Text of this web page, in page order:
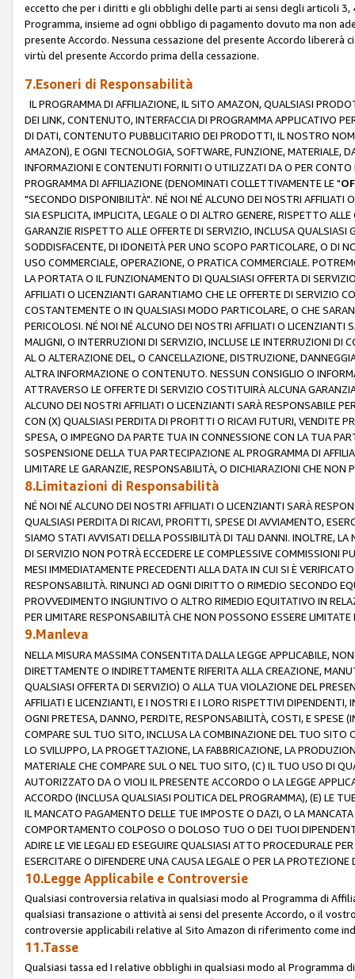
eccetto che per i diritti e gli obblighi delle parti ai sensi degli articoli
Programma, insieme ad ogni obbligo di pagamento dovuto ma non
presente Accordo. Nessuna cessazione del presente Accordo
virtù del presente Accordo prima della cessazione.
7.Esoneri di Responsabilità
IL PROGRAMMA DI AFFILIAZIONE, IL SITO AMAZON, QUALSIASI
DEI LINK, CONTENUTO, INTERFACCIA DI PROGRAMMA APPLICATIVO
DI DATI, CONTENUTO PUBBLICITARIO DEI PRODOTTI, IL NOSTRO
AMAZON), E OGNI TECNOLOGIA, SOFTWARE, FUNZIONE, MATERIALE,
INFORMAZIONI E CONTENUTI FORNITI O UTILIZZATI DA O PER
PROGRAMMA DI AFFILIAZIONE (DENOMINATI COLLETTIVAMENTE LE "
"SECONDO DISPONIBILITÀ". NÉ NOI NÉ ALCUNO DEI NOSTRI
SIA ESPLICITA, IMPLICITA, LEGALE O DI ALTRO GENERE, RISPETTO
GARANZIE RISPETTO ALLE OFFERTE DI SERVIZIO, INCLUSA
SODDISFACENTE, DI IDONEITÀ PER UNO SCOPO PARTICOLARE, O DI
USO COMMERCIALE, OPERAZIONE, O PRATICA COMMERCIALE.
LA PORTATA O IL FUNZIONAMENTO DI QUALSIASI OFFERTA DI
AFFILIATI O LICENZIANTI GARANTIAMO CHE LE OFFERTE DI SERVIZIO
COSTANTEMENTE O IN QUALSIASI MODO PARTICOLARE, O CHE
PERICOLOSI. NÉ NOI NÉ ALCUNO DEI NOSTRI AFFILIATI O LICENZIANTI
MALIGNI, O INTERRUZIONI DI SERVIZIO, INCLUSE LE INTERRUZIONI DI
AL O ALTERAZIONE DEL, O CANCELLAZIONE, DISTRUZIONE,
ALTRA INFORMAZIONE O CONTENUTO. NESSUN CONSIGLIO O
ATTRAVERSO LE OFFERTE DI SERVIZIO COSTITUIRÀ ALCUNA
ALCUNO DEI NOSTRI AFFILIATI O LICENZIANTI SARÀ RESPONSABILE
CON (X) QUALSIASI PERDITA DI PROFITTI O RICAVI FUTURI, VENDITE
SPESA, O IMPEGNO DA PARTE TUA IN CONNESSIONE CON LA TUA
SOSPENSIONE DELLA TUA PARTECIPAZIONE AL PROGRAMMA DI
LIMITARE LE GARANZIE, RESPONSABILITÀ, O DICHIARAZIONI CHE NON
8.Limitazioni di Responsabilità
NÉ NOI NÉ ALCUNO DEI NOSTRI AFFILIATI O LICENZIANTI SARÀ
QUALSIASI PERDITA DI RICAVI, PROFITTI, SPESE DI AVVIAMENTO,
SIAMO STATI AVVISATI DELLA POSSIBILITÀ DI TALI DANNI. INOLTRE,
DI SERVIZIO NON POTRÀ ECCEDERE LE COMPLESSIVE COMMISSIONI
MESI IMMEDIATAMENTE PRECEDENTI ALLA DATA IN CUI SI È
RESPONSABILITÀ. RINUNCI AD OGNI DIRITTO O RIMEDIO SECONDO
PROVVEDIMENTO INGIUNTIVO O ALTRO RIMEDIO EQUITATIVO IN
PER LIMITARE RESPONSABILITÀ CHE NON POSSONO ESSERE LIMITATE
9.Manleva
NELLA MISURA MASSIMA CONSENTITA DALLA LEGGE APPLICABILE,
DIRETTAMENTE O INDIRETTAMENTE RIFERITA ALLA CREAZIONE,
QUALSIASI OFFERTA DI SERVIZIO) O ALLA TUA VIOLAZIONE DEL
AFFILIATI E LICENZIANTI, E I NOSTRI E I LORO RISPETTIVI
OGNI PRETESA, DANNO, PERDITE, RESPONSABILITÀ, COSTI, E SPESE
COMPARE SUL TUO SITO, INCLUSA LA COMBINAZIONE DEL TUO SITO
LO SVILUPPO, LA PROGETTAZIONE, LA FABBRICAZIONE, LA
MATERIALE CHE COMPARE SUL O NEL TUO SITO, (C) IL TUO USO DI
AUTORIZZATO DA O VIOLI IL PRESENTE ACCORDO O LA LEGGE
ACCORDO (INCLUSA QUALSIASI POLITICA DEL PROGRAMMA), (E) LE
IL MANCATO PAGAMENTO DELLE TUE IMPOSTE O DAZI, O LA
COMPORTAMENTO COLPOSO O DOLOSO TUO O DEI TUOI
ADIRE LE VIE LEGALI ED ESEGUIRE QUALSIASI ATTO PROCEDURALE
ESERCITARE O DIFENDERE UNA CAUSA LEGALE O PER LA
10.Legge Applicabile e Controversie
Qualsiasi controversia relativa in qualsiasi modo al Programma di
qualsiasi transazione o attività ai sensi del presente Accordo, o il
controversie applicabili relative al Sito Amazon di riferimento come
11.Tasse
Qualsiasi tassa ed I relative obblighi in qualsiasi modo al